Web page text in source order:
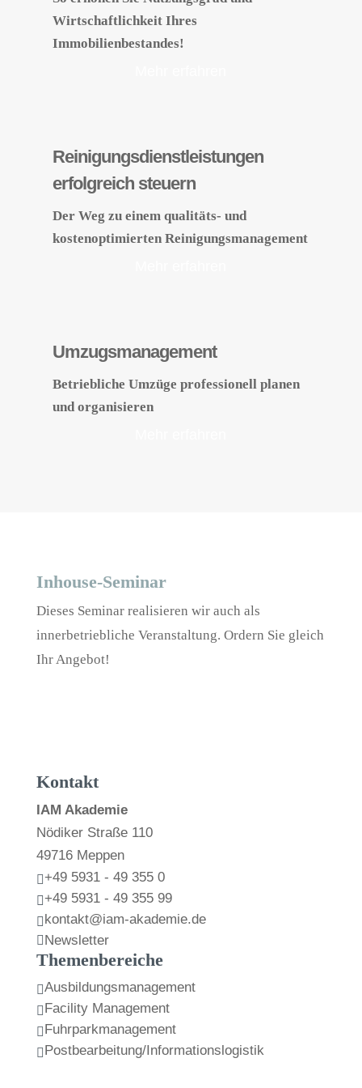
Wirtschaftlichkeit Ihres
Immobilienbestandes!
Reinigungsdienstleistungen
erfolgreich steuern
Der Weg zu einem qualitäts- und
kostenoptimierten Reinigungsmanagement
Umzugsmanagement
Betriebliche Umzüge professionell planen
und organisieren
Inhouse-Seminar
Dieses Seminar realisieren wir auch als
innerbetriebliche Veranstaltung. Ordern Sie gleich
Ihr Angebot!
Kontakt
IAM Akademie
Nödiker Straße 110
49716 Meppen
+49 5931 - 49 355 0
+49 5931 - 49 355 99
 kontakt@iam-akademie.de
 Newsletter
Themenbereiche
Ausbildungsmanagement
 Facility Management
 Fuhrparkmanagement
 Postbearbeitung/Informationslogistik